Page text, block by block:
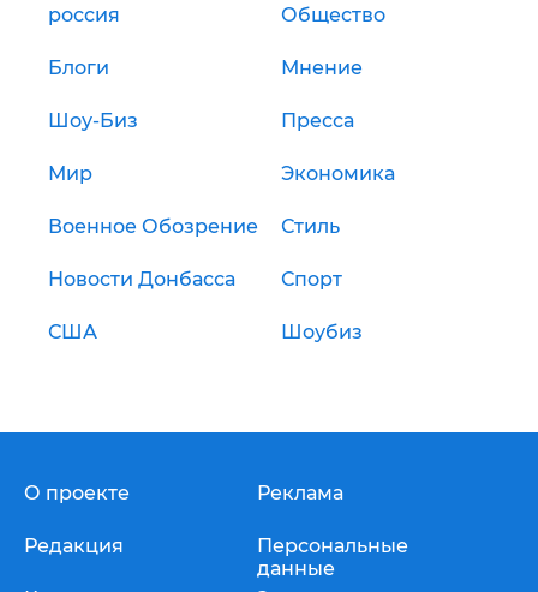
россия Общество
Блоги Мнение
Шоу-Биз Пресса
Мир Экономика
Военное Обозрение Стиль
Новости Донбасса Спорт
США Шоубиз
О проекте
Редакция
Реклама
Персональные
данные